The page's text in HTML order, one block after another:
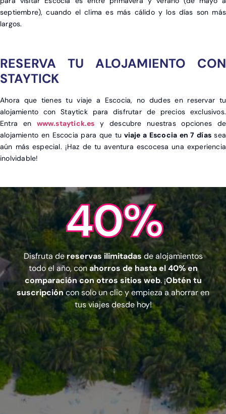
septiembre), cuando el clima es más cálido y los días son más
largos.
RESERVA TU ALOJAMIENTO CON
STAYTICK
Ahora que tienes tu viaje a Escocia, no dudes en reservar tu
alojamiento con Staytick para disfrutar de precios exclusivos.
Entra en
www.staytick.es y descubre nuestras opciones de
alojamiento en Escocia para que tu viaje a Escocia en 7 díassea
aún más especial. ¡Haz de tu aventura escocesa una experiencia
inolvidable!
40%
Disfruta dereservas ilimitadas de alojamientos
todo el año, conahorros de hasta el 40% en
comparación con otros sitios web. ¡Obtén tu
suscripcióncon solo un clic y empieza a ahorrar en
tus viajes desde hoy!